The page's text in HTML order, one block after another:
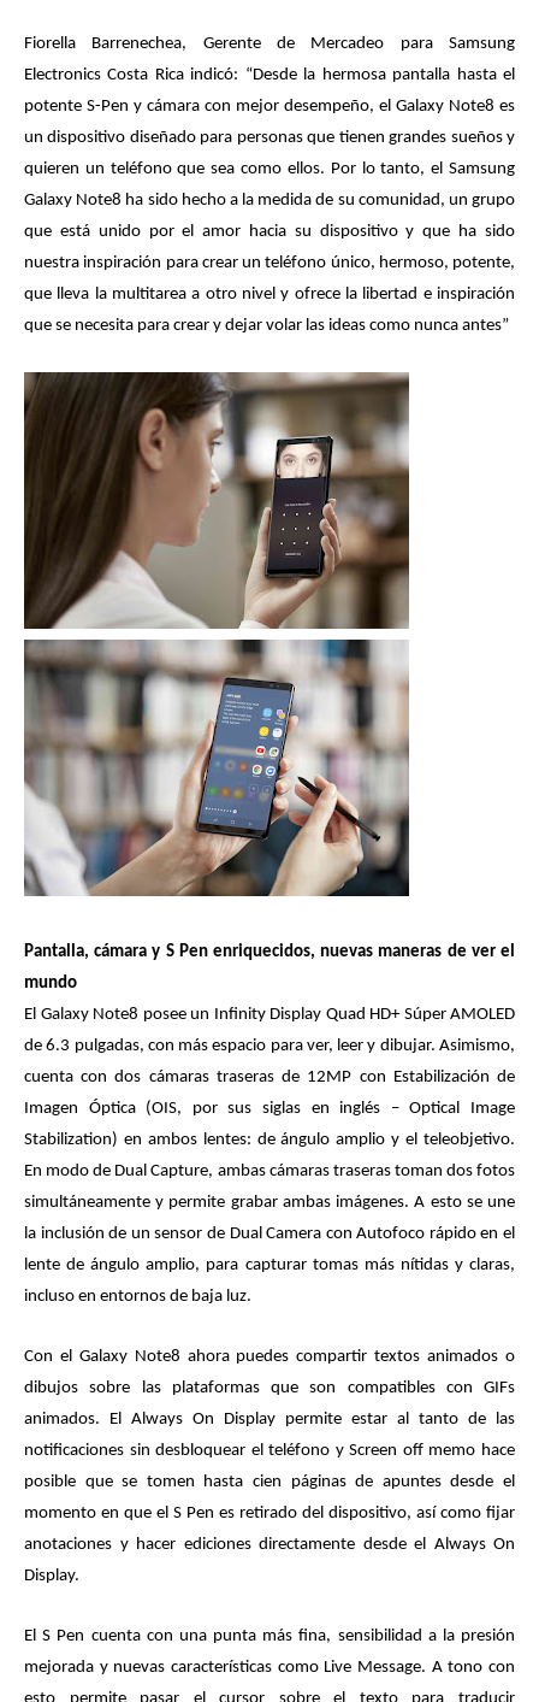
Fiorella Barrenechea, Gerente de Mercadeo para Samsung
Electronics Costa Rica indicó: “Desde la hermosa pantalla hasta el
potente S-Pen y cámara con mejor desempeño, el Galaxy Note8 es
un dispositivo diseñado para personas que tienen grandes sueños y
quieren un teléfono que sea como ellos. Por lo tanto, el Samsung
Galaxy Note8 ha sido hecho a la medida de su comunidad, un grupo
que está unido por el amor hacia su dispositivo y que ha sido
nuestra inspiración para crear un teléfono único, hermoso, potente,
que lleva la multitarea a otro nivel y ofrece la libertad e inspiración
que se necesita para crear y dejar volar las ideas como nunca antes”
Pantalla, cámara y S Pen enriquecidos, nuevas maneras de ver el
mundo
El Galaxy Note8 posee un Infinity Display Quad HD+ Súper AMOLED
de 6.3 pulgadas, con más espacio para ver, leer y dibujar. Asimismo,
cuenta con dos cámaras traseras de 12MP con Estabilización de
Imagen Óptica (OIS, por sus siglas en inglés – Optical Image
Stabilization) en ambos lentes: de ángulo amplio y el teleobjetivo.
En modo de Dual Capture, ambas cámaras traseras toman dos fotos
simultáneamente y permite grabar ambas imágenes. A esto se une
la inclusión de un sensor de Dual Camera con Autofoco rápido en el
lente de ángulo amplio, para capturar tomas más nítidas y claras,
incluso en entornos de baja luz.
Con el Galaxy Note8 ahora puedes compartir textos animados o
dibujos sobre las plataformas que son compatibles con GIFs
animados. El Always On Display permite estar al tanto de las
notificaciones sin desbloquear el teléfono y Screen off memo hace
posible que se tomen hasta cien páginas de apuntes desde el
momento en que el S Pen es retirado del dispositivo, así como fijar
anotaciones y hacer ediciones directamente desde el Always On
Display.
El S Pen cuenta con una punta más fina, sensibilidad a la presión
mejorada y nuevas características como Live Message. A tono con